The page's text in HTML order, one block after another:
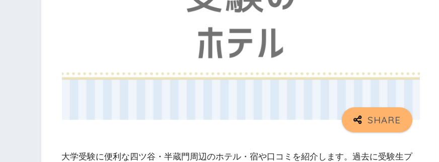
大学受験に便利な四ツ谷・半蔵門周辺のホテル・宿や口コミを紹介します。過去に受験生プ